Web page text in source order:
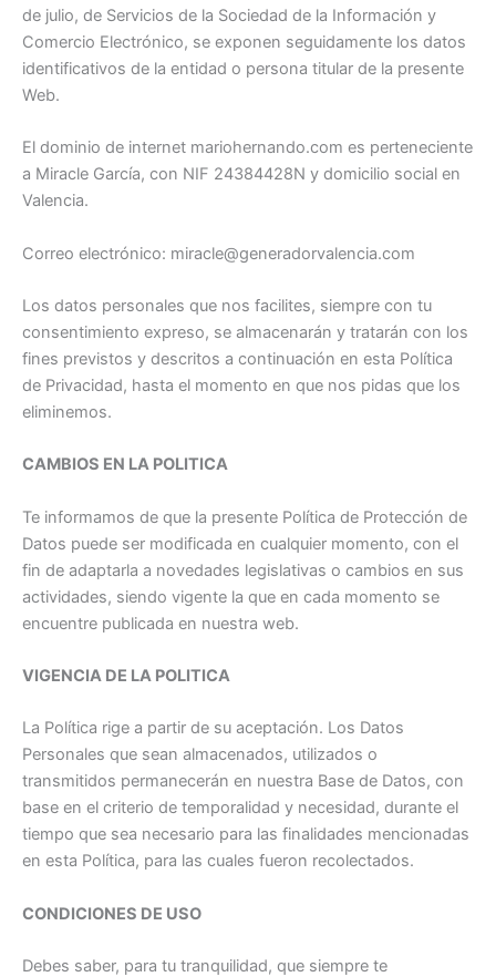
de julio, de Servicios de la Sociedad de la Información y
Comercio Electrónico, se exponen seguidamente los datos
identificativos de la entidad o persona titular de la presente
Web.
El dominio de internet mariohernando.com es perteneciente
a Miracle García, con NIF 24384428N y domicilio social en
Valencia.
Correo electrónico: miracle@generadorvalencia.com
Los datos personales que nos facilites, siempre con tu
consentimiento expreso, se almacenarán y tratarán con los
fines previstos y descritos a continuación en esta Política
de Privacidad, hasta el momento en que nos pidas que los
eliminemos.
CAMBIOS EN LA POLITICA
Te informamos de que la presente Política de Protección de
Datos puede ser modificada en cualquier momento, con el
fin de adaptarla a novedades legislativas o cambios en sus
actividades, siendo vigente la que en cada momento se
encuentre publicada en nuestra web.
VIGENCIA DE LA POLITICA
La Política rige a partir de su aceptación. Los Datos
Personales que sean almacenados, utilizados o
transmitidos permanecerán en nuestra Base de Datos, con
base en el criterio de temporalidad y necesidad, durante el
tiempo que sea necesario para las finalidades mencionadas
en esta Política, para las cuales fueron recolectados.
CONDICIONES DE USO
Debes saber, para tu tranquilidad, que siempre te